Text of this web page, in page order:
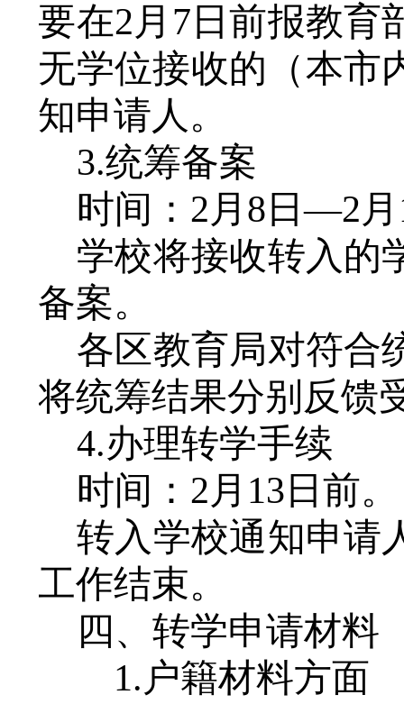
要在2月7日前报教育
无学位接收的（本市
知申请人。
3.统筹备案
时间： 2月8日—2月
学校将接收转入的
备案。
各区教育局对符合
将统筹结果分别反馈
4.办理转学手续
时间： 2月13日前。
转入学校通知申请
工作结束。
四、转学申请材料
1.户籍材料方面